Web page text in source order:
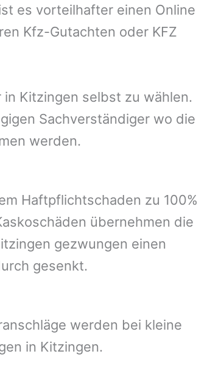
es vorteilhafter einen Online
Kfz-Gutachten oder KFZ
in Kitzingen selbst zu wählen.
Sachverständiger wo die
werden.
Haftpflichtschaden zu 100%
übernehmen die
gezwungen einen
gesenkt.
werden bei kleine
in Kitzingen.